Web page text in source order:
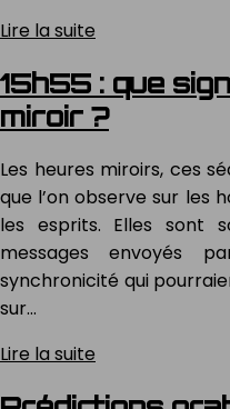
Lire la suite
15h55 : que
miroir ?
Les heures miroirs, ces
que l’on observe sur les
les esprits. Elles sont
messages envoyés
synchronicité qui
sur…
Lire la suite